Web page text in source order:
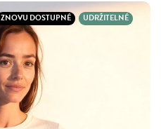
ZNOVU DOSTUPNÉ UDRŽITELNÉ